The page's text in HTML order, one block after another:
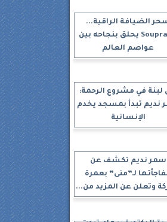
الضيافة الراقية...
Souprano يحلق بنجاحه بين
عواصم العالم
لبنة في مشروع الرحمة:
نديم تبدأ بمسجد يخدم
الإنسانية
سمر نديم تكشف عن
لـ”منى” بعمرة
وتعلن عن المزيد من...